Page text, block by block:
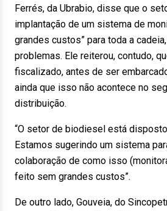
Ferrés, da Ubrabio, disse que o
implantação de um sistema de
grandes custos” para toda a
problemas. Ele reiterou, contudo,
fiscalizado, antes de ser
ainda que isso não acontece no
distribuição.
“O setor de biodiesel está
Estamos sugerindo um sistema
colaboração de como isso
feito sem grandes custos”.
De outro lado, Gouveia, do